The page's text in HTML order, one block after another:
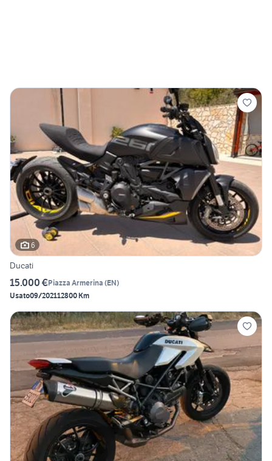
6
Ducati
15.000 €Piazza Armerina (EN)
Usato09/202112800 Km